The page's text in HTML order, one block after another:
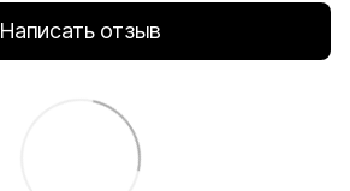
Написать отзыв